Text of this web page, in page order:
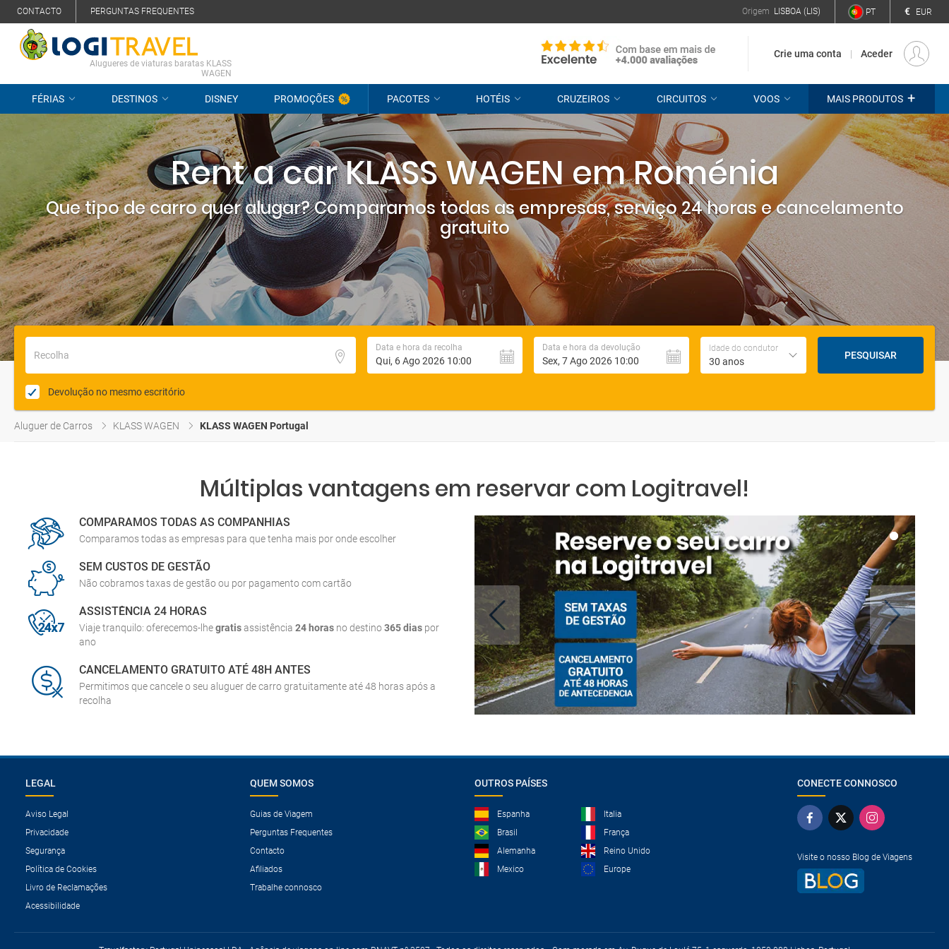
CONTACTO PERGUNTAS FREQUENTES Origem LISBOA (LIS) PT € EUR
Alugueres de viaturas baratas KLASS
WAGEN
Crie uma conta Aceder
FÉRIAS DESTINOS DISNEY PROMOÇÕES PACOTES HOTÉIS CRUZEIROS CIRCUITOS VOOS MAIS PRODUTOS +
Rent a car KLASS WAGEN em Roménia
Que tipo de carro quer alugar? Comparamos todas as empresas, serviço 24 horas e cancelamento
gratuito
Recolha
Data e hora da recolha Data e hora da devolução Idade do condutor
30 anos
PESQUISAR
Devolução no mesmo escritório
Aluguer de Carros KLASS WAGEN KLASS WAGEN Portugal
Múltiplas vantagens em reservar com Logitravel!
COMPARAMOS TODAS AS COMPANHIAS
Comparamos todas as empresas para que tenha mais por onde escolher
SEM CUSTOS DE GESTÃO
Não cobramos taxas de gestão ou por pagamento com cartão
ASSISTÊNCIA 24 HORAS
Viaje tranquilo: oferecemos-lhegratisassistência 24 horas no destino365 dias por
ano
CANCELAMENTO GRATUITO ATÉ 48H ANTES
Permitimos que cancele o seu aluguer de carro gratuitamente até 48 horas após a
recolha
LEGAL
Aviso Legal
Privacidade
Segurança
Política de Cookies
Livro de Reclamações
Acessibilidade
QUEM SOMOS
Guias de Viagem
Perguntas Frequentes
Contacto
Afiliados
Trabalhe connosco
OUTROS PAÍSES
Espanha
Italia
Brasil
França
Alemanha
Reino Unido
Mexico
Europe
CONECTE CONNOSCO
Visite o nosso Blog de Viagens